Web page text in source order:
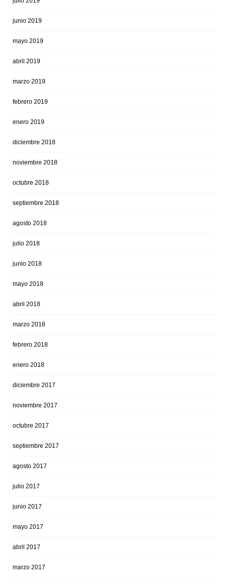
junio 2019
mayo 2019
abril 2019
marzo 2019
febrero 2019
enero 2019
diciembre 2018
noviembre 2018
octubre 2018
septiembre 2018
agosto 2018
julio 2018
junio 2018
mayo 2018
abril 2018
marzo 2018
febrero 2018
enero 2018
diciembre 2017
noviembre 2017
octubre 2017
septiembre 2017
agosto 2017
julio 2017
junio 2017
mayo 2017
abril 2017
marzo 2017